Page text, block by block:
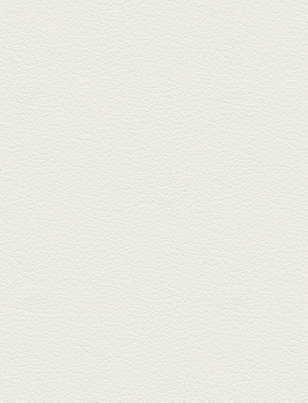
ルに今年生まれた新たな名店、
『家庭...
2025年11月7日放送
贅沢馬刺し盛合せ＆極上
馬肉しゃぶしゃぶ
籠町通り『熊本郷土料理 酒ト肴
もなか』で熊本県産の馬肉料理
を！...
2025年10月17日放送
ヒレ焼き＆牛ひれ肉汁カ
レー
武蔵小路で人気の『ヒレ肉じゅ
んちゃん』へ。『銀ハイ』で乾
杯！ブ...
2025年9月26日放送
フォンダンエッグ＆二郎
系にんにくパスタ
北区麻生田の人気店『多酒多菜
満月』へ。『しろ』水割で乾
杯！出...
2025年9月5日放送
あくまのポテサラ＆変わ
り天ぷら盛り合わせ
武蔵小路の「たぬきと銀杏」で
自慢の「変わり天ぷら」を
「KAORU」...